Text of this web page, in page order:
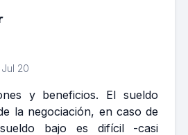
Jul 20
y beneficios. El sueldo
la negociación, en caso de
bajo es difícil -casi